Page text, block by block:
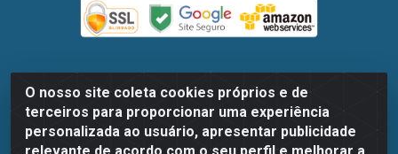
O nosso site coleta cookies próprios e de
terceiros para proporcionar uma experiência
personalizada ao usuário, apresentar publicidade
Dispan Distribuidora de Alimentos LTDA - Avenida
Marechal Mascarenhas De Moraes, 1048- Imbiribeira,
Recife/PE - CEP 51.170-000 - CNPJ 30.779.584/0003-78